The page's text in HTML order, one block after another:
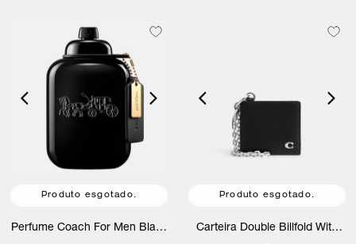
Produto esgotado.
Perfume Coach For Men Black
Produto esgotado.
Carteira Double Billfold With